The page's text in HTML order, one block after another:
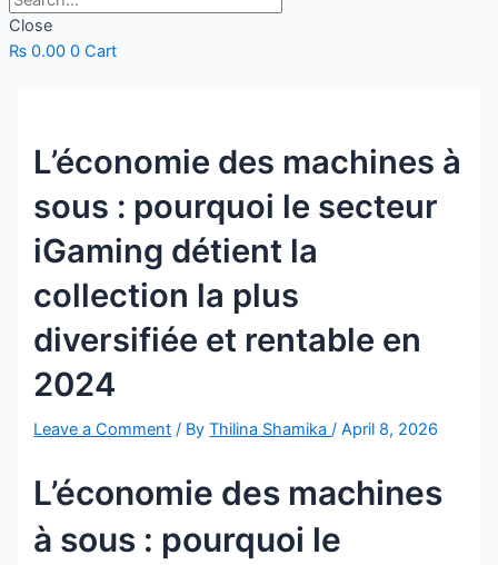
Close
₨ 0.00 0 Cart
L’économie des machines à
sous : pourquoi le secteur
iGaming détient la
collection la plus
diversifiée et rentable en
2024
Leave a Comment / ByThilina Shamika/April 8, 2026
L’économie des machines
à sous : pourquoi le